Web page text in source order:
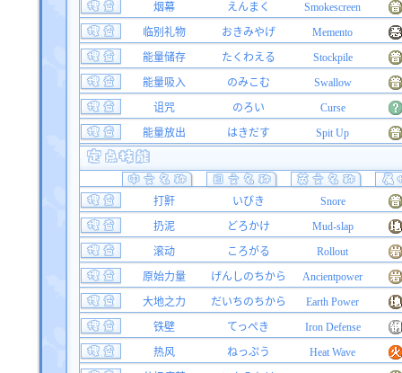
烟幕
えんまく
Smokescreen
临别礼物
おきみやげ
Memento
能量储存
たくわえる
Stockpile
能量吸入
のみこむ
Swallow
诅咒
のろい
Curse
能量放出
はきだす Spit Up
打鼾 いびき
Snore
扔泥
どろかけ
Mud-slap
滚动
ころがる
Rollout
原始力量
げんしのちから
Ancientpower
大地之力
だいちのちから
Earth Power
铁壁
てっぺき
Iron Defense
热风
ねっぷう
Heat Wave